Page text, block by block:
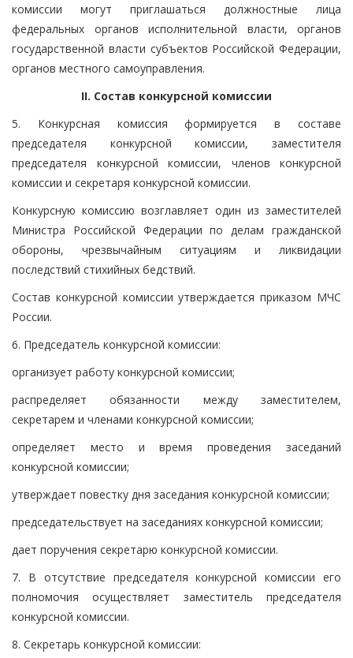
комиссии могут приглашаться должностные лица
федеральных органов исполнительной власти, органов
государственной власти субъектов Российской Федерации,
органов местного самоуправления.
II. Состав конкурсной комиссии
5. Конкурсная комиссия формируется в составе
председателя конкурсной комиссии, заместителя
председателя конкурсной комиссии, членов конкурсной
комиссии и секретаря конкурсной комиссии.
Конкурсную комиссию возглавляет один из заместителей
Министра Российской Федерации по делам гражданской
обороны, чрезвычайным ситуациям и ликвидации
последствий стихийных бедствий.
Состав конкурсной комиссии утверждается приказом МЧС
России.
6. Председатель конкурсной комиссии:
организует работу конкурсной комиссии;
распределяет обязанности между заместителем,
секретарем и членами конкурсной комиссии;
определяет место и время проведения заседаний
конкурсной комиссии;
утверждает повестку дня заседания конкурсной комиссии;
председательствует на заседаниях конкурсной комиссии;
дает поручения секретарю конкурсной комиссии.
7. В отсутствие председателя конкурсной комиссии его
полномочия осуществляет заместитель председателя
конкурсной комиссии.
8. Секретарь конкурсной комиссии: